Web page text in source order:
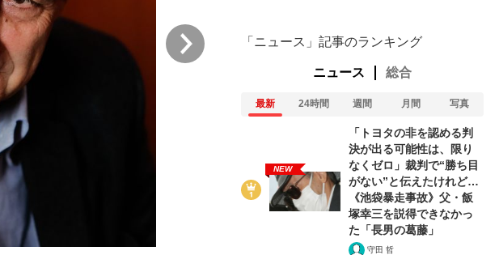
7/8
「ニュース」記事のランキング
ニュース 総合
最新 24時間 週間 月間 写真
NEW
「トヨタの非を認める判
決が出る可能性は、限り
なくゼロ」裁判で“勝ち目
がない”と伝えたけれど…
《池袋暴走事故》父・飯
塚幸三を説得できなかっ
た「長男の葛藤」
守田 哲